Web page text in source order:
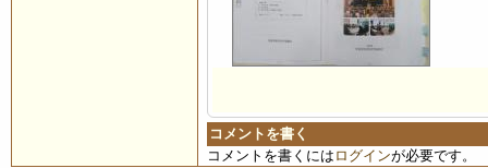
コメントを書く
コメントを書くには ログインが必要です。